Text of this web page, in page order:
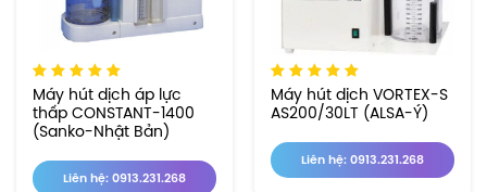
Máy hút dịch áp lực
thấp CONSTANT-1400
(Sanko-Nhật Bản)
Liên hệ: 0913.231.268
Máy hút dịch VORTEX-S
AS200/30LT (ALSA-Ý)
Liên hệ: 0913.231.268